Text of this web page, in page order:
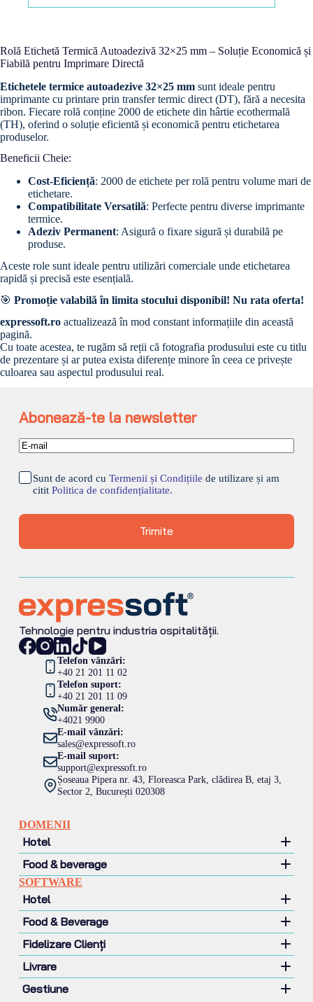
Rolă Etichetă Termică Autoadezivă 32×25 mm – Soluție Economică și
Fiabilă pentru Imprimare Directă
Etichetele termice autoadezive 32×25 mm sunt ideale pentru
imprimante cu printare prin transfer termic direct (DT), fără a necesita
ribon. Fiecare rolă conține 2000 de etichete din hârtie ecothermală
(TH), oferind o soluție eficientă și economică pentru etichetarea
produselor.
Beneficii Cheie:
Cost-Eficiență: 2000 de etichete per rolă pentru volume mari de
etichetare.
Compatibilitate Versatilă: Perfecte pentru diverse imprimante
termice.
Adeziv Permanent: Asigură o fixare sigură și durabilă pe
produse.
Aceste role sunt ideale pentru utilizări comerciale unde etichetarea
rapidă și precisă este esențială.
🎯 Promoție valabilă în limita stocului disponibil! Nu rata oferta!
expressoft.ro actualizează în mod constant informațiile din această
pagină.
Cu toate acestea, te rugăm să reții că fotografia produsului este cu titlu
de prezentare și ar putea exista diferențe minore în ceea ce privește
culoarea sau aspectul produsului real.
Abonează-te la newsletter
Sunt de acord cu Termenii și Condițiile de utilizare și am
citit Politica de confidențialitate.
Trimite
Tehnologie pentru industria ospitalității.
Telefon vânzări:
+40 21 201 11 02
Telefon suport:
+40 21 201 11 09
Număr general:
+4021 9900
E-mail vânzări:
sales@expressoft.ro
E-mail suport:
support@expressoft.ro
Șoseaua Pipera nr. 43, Floreasca Park, clădirea B, etaj 3,
Sector 2, București 020308
DOMENII
Hotel
Hotel
Motel
Pensiune
Lant hotelier
Food & beverage
Restaurant
Pizzerie
Fast food
Contină și terase
Cafenea si ceainarie
Tonetă & Food Truck
SOFTWARE
Hotel
Management hotelier
Management venituri
Website Rezervări Online
Channel manager
Food & Beverage
Sistem POS
Mobile POS
Self Payment
Fidelizare Clienți
CRM
Loializare clienți
Livrare
Soft Delivery
Gestiune